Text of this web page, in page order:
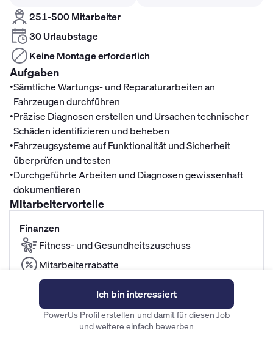
251-500 Mitarbeiter
30 Urlaubstage
Keine Montage erforderlich
Aufgaben
•Sämtliche Wartungs- und Reparaturarbeiten an
Fahrzeugen durchführen
•Präzise Diagnosen erstellen und Ursachen technischer
Schäden identifizieren und beheben
•Fahrzeugsysteme auf Funktionalität und Sicherheit
überprüfen und testen
•Durchgeführte Arbeiten und Diagnosen gewissenhaft
dokumentieren
Mitarbeitervorteile
Finanzen
Fitness- und Gesundheitszuschuss
Mitarbeiterrabatte
Fahrradleasing
Betriebliche Altersvorsorge
Ich bin interessiert
PowerUs Profil erstellen und damit für diesen Job
und weitere einfach bewerben